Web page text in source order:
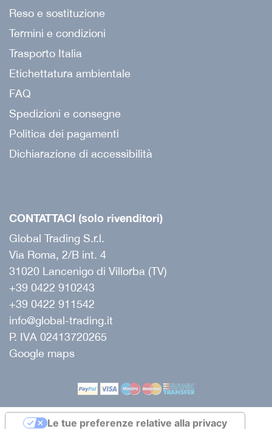
Reso e sostituzione
Termini e condizioni
Trasporto Italia
Etichettatura ambientale
FAQ
Spedizioni e consegne
Politica dei pagamenti
Dichiarazione di accessibilità
CONTATTACI (solo rivenditori)
Global Trading S.r.l.
Via Roma, 2/B int. 4
31020 Lancenigo di Villorba (TV)
+39 0422 910243
+39 0422 911542
info@global-trading.it
P. IVA 02413720265
Google maps
Le tue preferenze relative alla privacy